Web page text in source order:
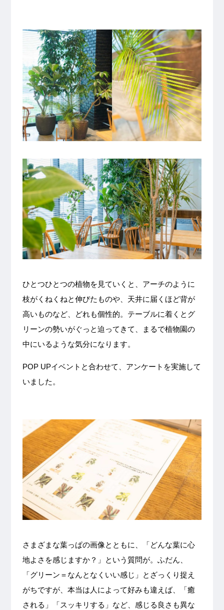
ひとつひとつの植物を見ていくと、アーチのように
枝がくねくねと伸びたものや、天井に届くほど背が
高いものなど、どれも個性的。テーブルに着くとグ
リーンの勢いがぐっと迫ってきて、まるで植物園の
中にいるような気分になります。
POP UPイベントと合わせて、アンケートを実施して
いました。
さまざまな葉っぱの画像とともに、「どんな葉に心
地よさを感じますか？」という質問が。ふだん、
「グリーン＝なんとなくいい感じ」とざっくり捉え
がちですが、本当は人によって好みも違えば、「癒
される」「スッキリする」など、感じる良さも異な